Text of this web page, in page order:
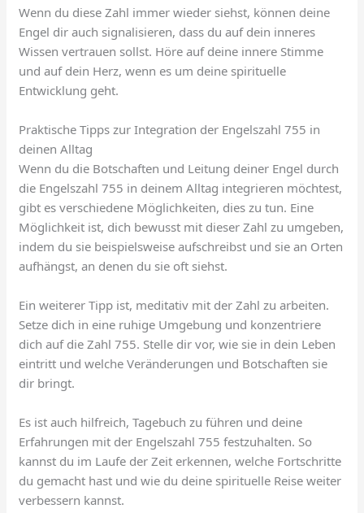
Wenn du diese Zahl immer wieder siehst, können deine
Engel dir auch signalisieren, dass du auf dein inneres
Wissen vertrauen sollst. Höre auf deine innere Stimme
und auf dein Herz, wenn es um deine spirituelle
Entwicklung geht.
Praktische Tipps zur Integration der Engelszahl 755 in
deinen Alltag
Wenn du die Botschaften und Leitung deiner Engel durch
die Engelszahl 755 in deinem Alltag integrieren möchtest,
gibt es verschiedene Möglichkeiten, dies zu tun. Eine
Möglichkeit ist, dich bewusst mit dieser Zahl zu umgeben,
indem du sie beispielsweise aufschreibst und sie an Orten
aufhängst, an denen du sie oft siehst.
Ein weiterer Tipp ist, meditativ mit der Zahl zu arbeiten.
Setze dich in eine ruhige Umgebung und konzentriere
dich auf die Zahl 755. Stelle dir vor, wie sie in dein Leben
eintritt und welche Veränderungen und Botschaften sie
dir bringt.
Es ist auch hilfreich, Tagebuch zu führen und deine
Erfahrungen mit der Engelszahl 755 festzuhalten. So
kannst du im Laufe der Zeit erkennen, welche Fortschritte
du gemacht hast und wie du deine spirituelle Reise weiter
verbessern kannst.